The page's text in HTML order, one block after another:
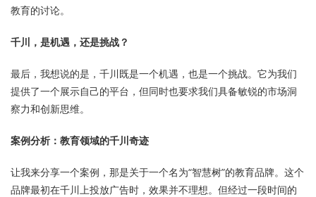
教育的讨论。
千川，是机遇，还是挑战？
最后，我想说的是，千川既是一个机遇，也是一个挑战。它为我们
提供了一个展示自己的平台，但同时也要求我们具备敏锐的市场洞
察力和创新思维。
案例分析：教育领域的千川奇迹
让我来分享一个案例，那是关于一个名为“智慧树”的教育品牌。这个
品牌最初在千川上投放广告时，效果并不理想。但经过一段时间的